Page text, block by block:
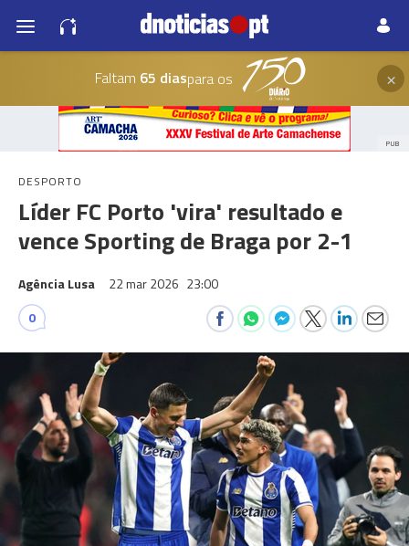
Faltam 65 diaspara os ×
PUB
DESPORTO
Líder FC Porto 'vira' resultado e
vence Sporting de Braga por 2-1
Agência Lusa 22 mar 2026 23:00
0